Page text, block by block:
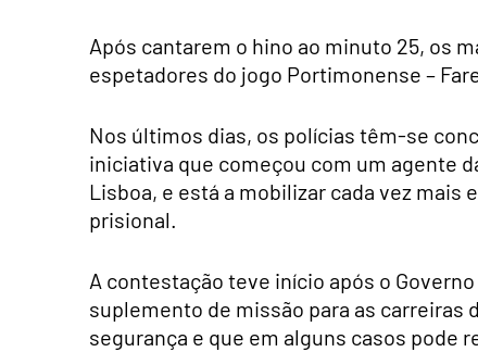
Após cantarem o hino ao minuto 25, os
espetadores do jogo Portimonense –
Nos últimos dias, os polícias têm-se
iniciativa que começou com um agente
Lisboa, e está a mobilizar cada vez mais
prisional.
A contestação teve início após o
suplemento de missão para as carreiras
segurança e que em alguns casos pode